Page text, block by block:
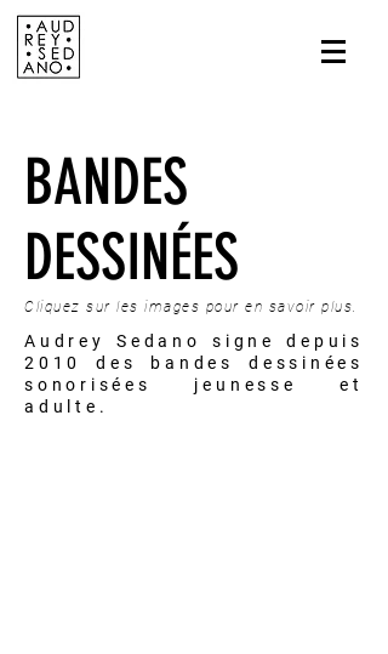
BANDES
DESSINÉES
Cliquez sur les images pour en savoir plus.
Audrey Sedano signe depuis
2010 des bandes dessinées
sonorisées jeunesse et
adulte.